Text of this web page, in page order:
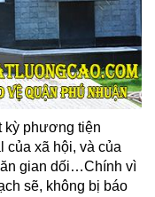
kỳ phương tiện
của xã hội, và của
gian dối…Chính vì
sẽ, không bị báo